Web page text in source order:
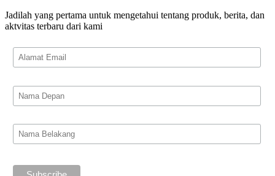
Jadilah yang pertama untuk mengetahui tentang produk, berita, dan
aktvitas terbaru dari kami